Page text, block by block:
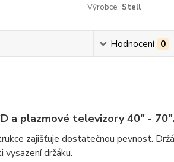
Výrobce: Stell
Hodnocení 0
a plazmové televizory 40" -
zajišťuje dostatečnou pevnost.
držáku.